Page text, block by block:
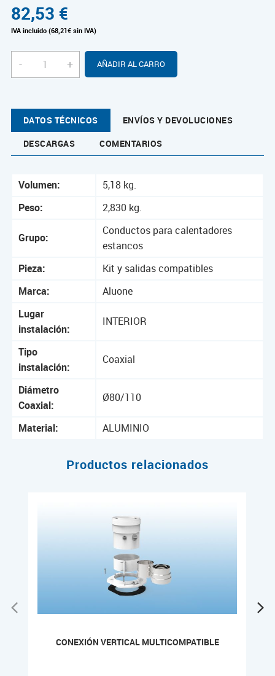
82,53 €
IVA incluido (68,21€ sin IVA)
- + AÑADIR AL CARRO
DATOS TÉCNICOS
ENVÍOS Y DEVOLUCIONES
DESCARGAS
COMENTARIOS
Volumen:
5,18 kg.
Peso:
2,830 kg.
Grupo:
Conductos para calentadores
estancos
Pieza:
Kit y salidas compatibles
Marca:
Aluone
Lugar
instalación:
INTERIOR
Tipo
instalación:
Coaxial
Diámetro
Coaxial:
Ø80/110
Material: ALUMINIO
Productos relacionados
CONEXIÓN VERTICAL MULTICOMPATIBLE